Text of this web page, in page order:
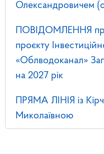
Олександровичем
ПОВІДОМЛЕННЯ
проєкту
«Облводоканал»
на 2027 рік
ПРЯМА ЛІНІЯ із
Миколаївною